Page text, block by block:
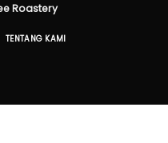
Roastery
TENTANG KAMI